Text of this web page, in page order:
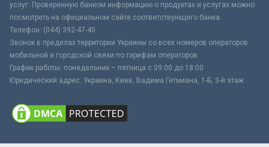
услуг. Проверенную банком информацию о продуктах и услугах можно
посмотреть на официальном сайте соответствующего банка.
Телефон: (044) 392-47-40
Звонок в пределах территории Украины со всех номеров операторов
мобильной и городской связи по тарифам операторов
График работы: понедельник – пятница с 09:00 до 18:00
Юридический адрес: Украина, Киев, Вадима Гетьмана, 1-Б, 3-й этаж